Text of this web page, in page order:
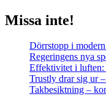
Missa inte!
Dörrstopp i
Regeringens nya
Effektivitet i luften:
Trustly drar sig ur
Takbesiktning –